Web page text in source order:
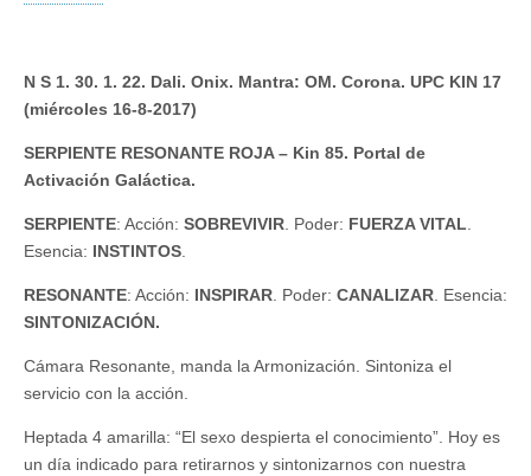
N S 1. 30. 1. 22. Dali. Onix. Mantra: OM. Corona. UPC KIN 17
(miércoles 16-8-2017)
SERPIENTE RESONANTE ROJA – Kin 85. Portal de
Activación Galáctica.
SERPIENTE: Acción: SOBREVIVIR. Poder: FUERZA VITAL.
Esencia: INSTINTOS.
RESONANTE: Acción: INSPIRAR. Poder: CANALIZAR. Esencia:
SINTONIZACIÓN.
Cámara Resonante, manda la Armonización. Sintoniza el
servicio con la acción.
Heptada 4 amarilla: “El sexo despierta el conocimiento”. Hoy es
un día indicado para retirarnos y sintonizarnos con nuestra